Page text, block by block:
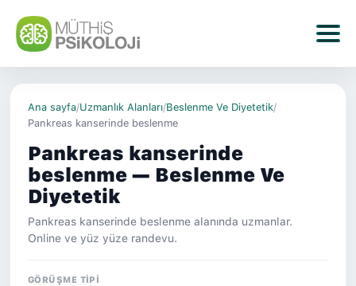
Ana sayfa/Uzmanlık Alanları/Beslenme Ve Diyetetik/
Pankreas kanserinde beslenme
Pankreas kanserinde
beslenme — Beslenme Ve
Diyetetik
Pankreas kanserinde beslenme alanında uzmanlar.
Online ve yüz yüze randevu.
GÖRÜŞME TIPI